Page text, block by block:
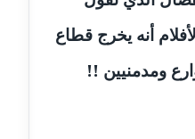
أنه يخرج قطاع
ومدمنيين !!